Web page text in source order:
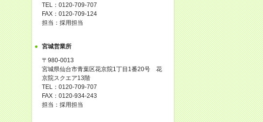
TEL：0120-709-707
FAX：0120-709-124
担当：採用担当
宮城営業所
〒980-0013
宮城県仙台市青葉区花京院1丁目1番20号 花
京院スクエア13階
TEL：0120-709-707
FAX：0120-934-243
担当：採用担当